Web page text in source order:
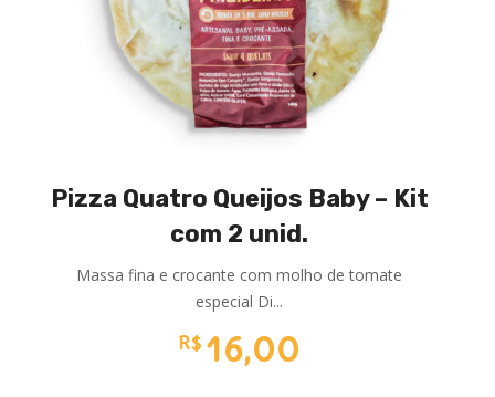
Pizza Quatro Queijos Baby – Kit
com 2 unid.
Massa fina e crocante com molho de tomate
especial Di...
R$ 16,00